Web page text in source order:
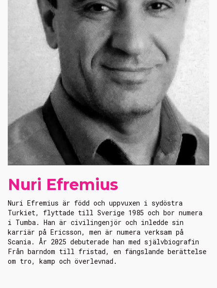
Nuri Efremius
Nuri Efremius är född och uppvuxen i sydöstra
Turkiet, flyttade till Sverige 1985 och bor numera
i Tumba. Han är civilingenjör och inledde sin
karriär på Ericsson, men är numera verksam på
Scania. År 2025 debuterade han med självbiografin
Från barndom till fristad, en fängslande berättelse
om tro, kamp och överlevnad.